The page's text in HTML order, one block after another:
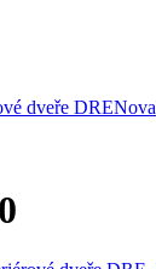
dveře DRENova